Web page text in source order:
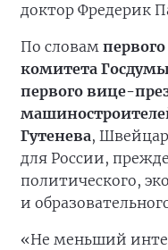
доктор Фредерик
По словам
комитета
первого вице-
Гутенева,
для России,
политического,
и
«Не меньший